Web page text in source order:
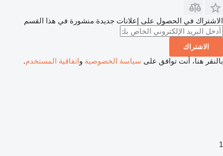
الاشتراك في الحصول على إعلانات جديدة منشورة في هذا القسم
الاشتراك
بالنقر هنا، أنت توافق على سياسة الخصوصية واتفاقية المستخدم.
1